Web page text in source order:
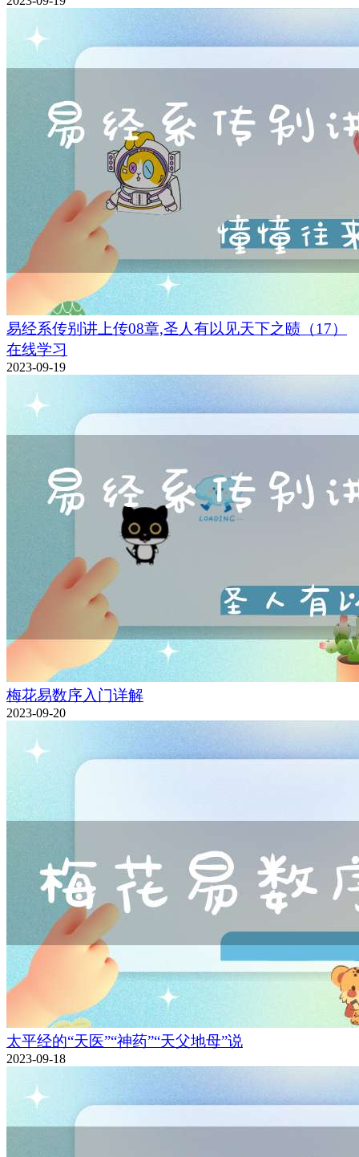
易经系传别讲上传08章,圣人有以见天下之赜（17）
在线学习
2023-09-19
梅花易数序入门详解
2023-09-20
太平经的“天医”“神药”“天父地母”说
2023-09-18